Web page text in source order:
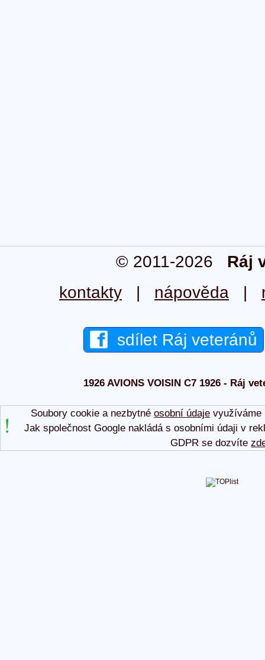
© 2011-2026 Ráj
kontakty | nápověda |
sdílet Ráj veteránů
1926 AVIONS VOISIN C7 1926 - Ráj
Soubory cookie a nezbytné osobní údajevyužíváme
Jak společnost Google nakládá s osobními údaji v
GDPR se dozvíte